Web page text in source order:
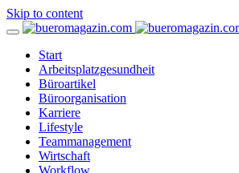
Skip to content
Start
Arbeitsplatzgesundheit
Büroartikel
Büroorganisation
Karriere
Lifestyle
Teammanagement
Wirtschaft
Workflow